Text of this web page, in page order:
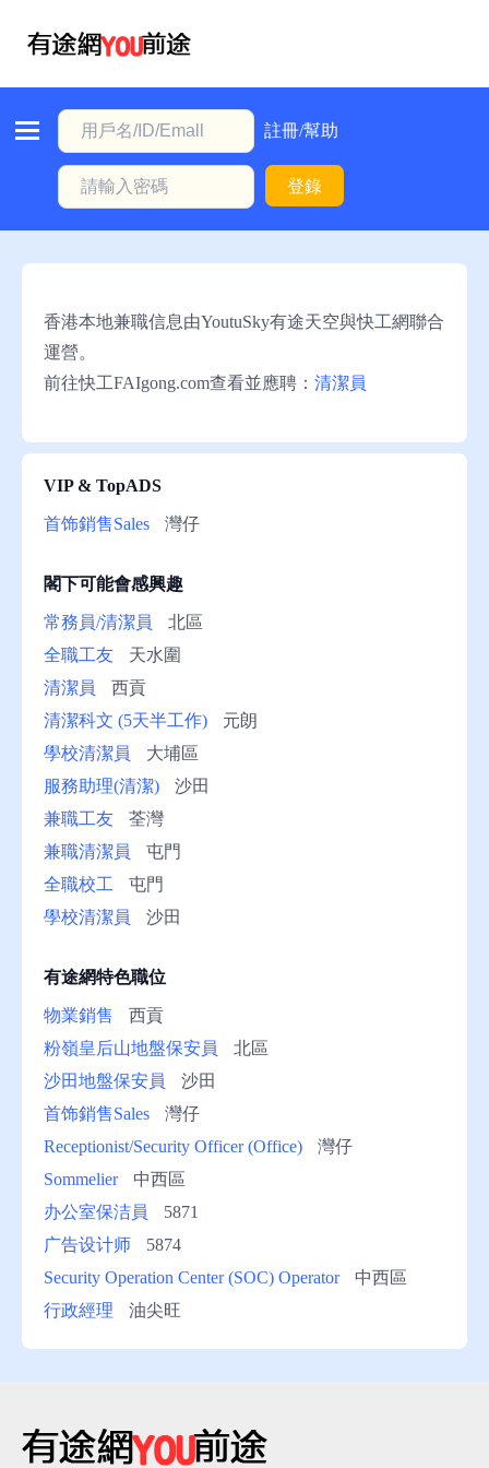
註冊/幫助
登錄
首
本
信
息
冊/
幫
助
香港本地兼職信息由YoutuSky有途天空與快工網聯合
運營。
前往快工FAIgong.com查看並應聘： 清潔員
VIP & TopADS
首饰銷售Sales 灣仔
閣下可能會感興趣
常務員/清潔員
北區
全職工友
天水圍
清潔員
西貢
清潔科文 (5天半工作)
元朗
學校清潔員
大埔區
服務助理(清潔)
沙田
兼職工友
荃灣
兼職清潔員
屯門
全職校工
屯門
學校清潔員
沙田
有途網特色職位
物業銷售
西貢
粉嶺皇后山地盤保安員
北區
沙田地盤保安員
沙田
首饰銷售Sales
灣仔
Receptionist/Security Officer (Office)
灣仔
Sommelier
中西區
办公室保洁員
5871
广告设计师
5874
Security Operation Center (SOC) Operator
中西區
行政經理
油尖旺